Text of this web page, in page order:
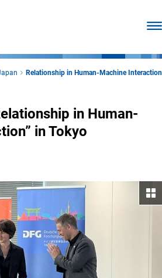
Relationship in Human-Machine Interaction
in Human-
in Tokyo